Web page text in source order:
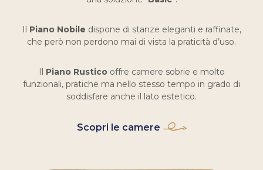
Il Piano Nobile dispone di stanze eleganti e raffinate,
che però non perdono mai di vista la praticità d’uso.
Il Piano Rustico offre camere sobrie e molto
funzionali, pratiche ma nello stesso tempo in grado di
soddisfare anche il lato estetico.
Scopri le camere